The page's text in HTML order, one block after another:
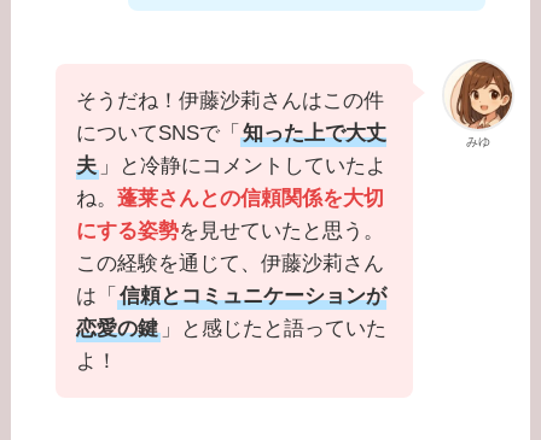
みゆ
そうだね！伊藤沙莉さんはこの件
についてSNSで「知った上で大丈
夫 」と冷静にコメントしていたよ
ね。蓬莱さんとの信頼関係を大切
にする姿勢を見せていたと思う。
この経験を通じて、伊藤沙莉さん
は「信頼とコミュニケーションが
恋愛の鍵 」と感じたと語っていた
よ！